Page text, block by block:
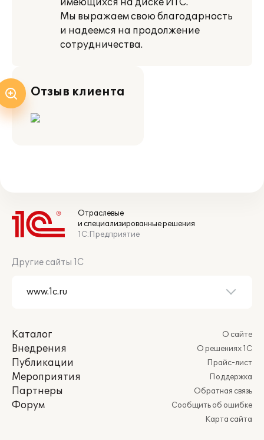
имеющихся на диске ИТС.
Мы выражаем свою благодарность
и надеемся на продолжение
сотрудничества.
Отзыв клиента
Отраслевые
и специализированные решения
1С:Предприятие
Другие сайты 1С
Каталог
Внедрения
Публикации
Мероприятия
Партнеры
Форум
О сайте
О решениях 1С
Прайс-лист
Поддержка
Обратная связь
Сообщить об ошибке
Карта сайта